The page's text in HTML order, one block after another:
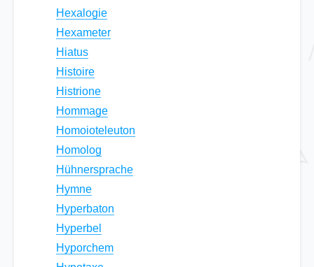
Hexalogie
Hexameter
Hiatus
Histoire
Histrione
Hommage
Homoioteleuton
Homolog
Hühnersprache
Hymne
Hyperbaton
Hyperbel
Hyporchem